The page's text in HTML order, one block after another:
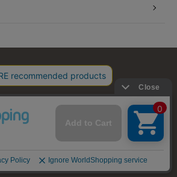
利用規約 会社概要 プライバシーポリシー
古物営業法に基づく表示 店舗リスト